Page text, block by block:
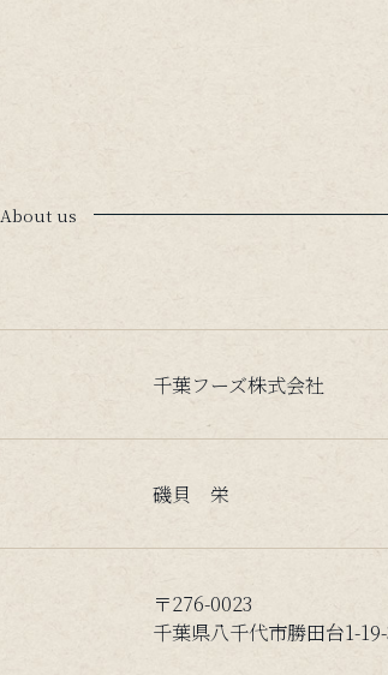
About us
千葉フーズ株式会社
磯貝 栄
〒276-0023
千葉県八千代市勝田台1-